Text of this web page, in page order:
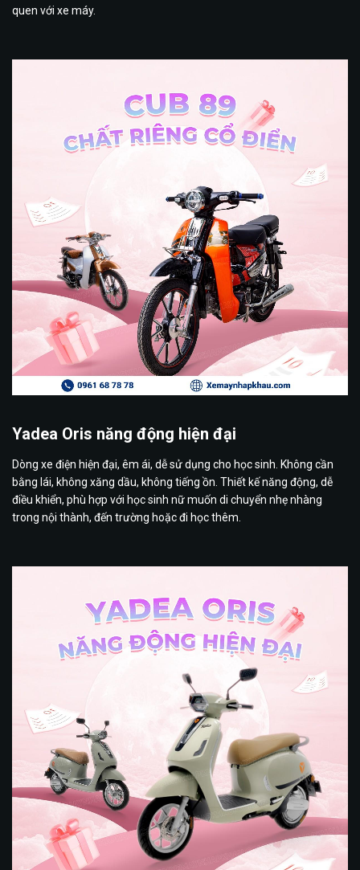
quen với xe máy.
Yadea Oris năng động hiện đại
Dòng xe điện hiện đại, êm ái, dễ sử dụng cho học sinh. Không cần
bằng lái, không xăng dầu, không tiếng ồn. Thiết kế năng động, dễ
điều khiển, phù hợp với học sinh nữ muốn di chuyển nhẹ nhàng
trong nội thành, đến trường hoặc đi học thêm.